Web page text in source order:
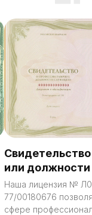
или
Наша лицензия №
77/00180676
сфере